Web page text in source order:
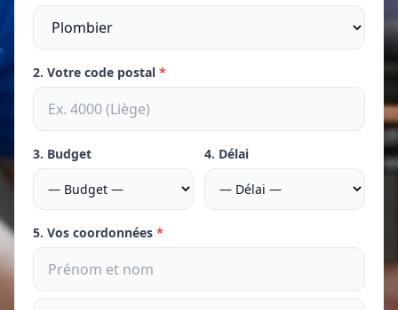
2. Votre code postal *
3. Budget 4. Délai
5. Vos coordonnées *